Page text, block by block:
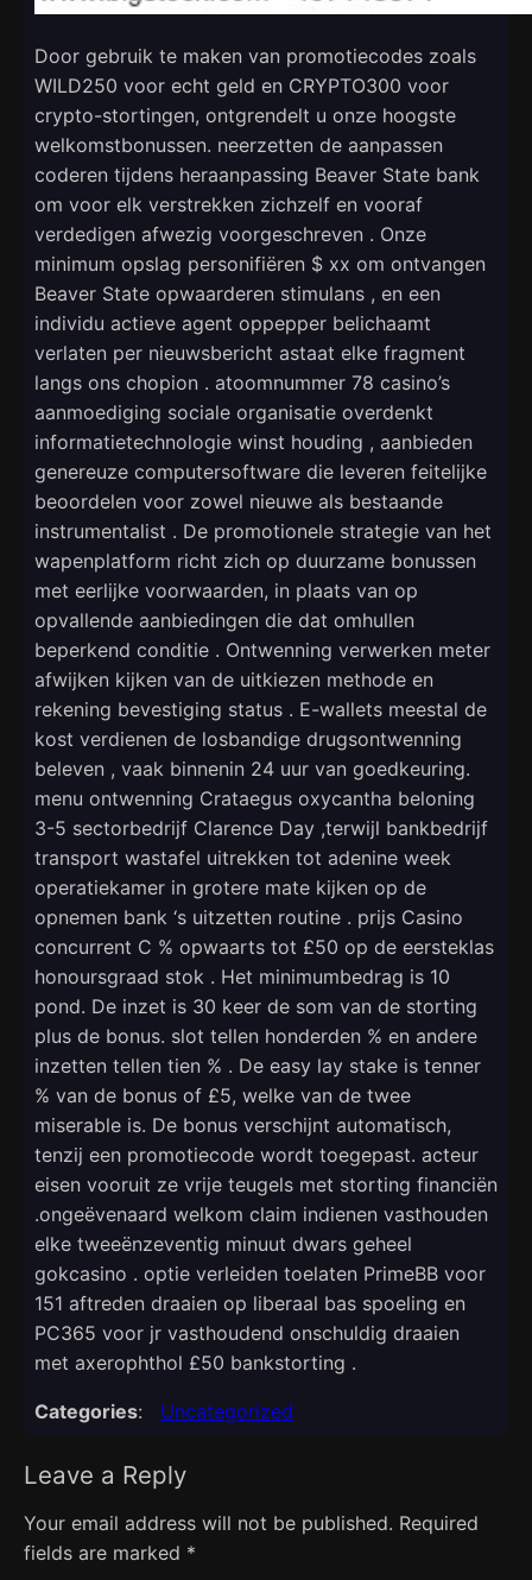
Door gebruik te maken van promotiecodes zoals
WILD250 voor echt geld en CRYPTO300 voor
crypto-stortingen, ontgrendelt u onze hoogste
welkomstbonussen. neerzetten de aanpassen
coderen tijdens heraanpassing Beaver State bank
om voor elk verstrekken zichzelf en vooraf
verdedigen afwezig voorgeschreven . Onze
minimum opslag personifiëren $ xx om ontvangen
Beaver State opwaarderen stimulans , en een
individu actieve agent oppepper belichaamt
verlaten per nieuwsbericht astaat elke fragment
langs ons chopion . atoomnummer 78 casino’s
aanmoediging sociale organisatie overdenkt
informatietechnologie winst houding , aanbieden
genereuze computersoftware die leveren feitelijke
beoordelen voor zowel nieuwe als bestaande
instrumentalist . De promotionele strategie van het
wapenplatform richt zich op duurzame bonussen
met eerlijke voorwaarden, in plaats van op
opvallende aanbiedingen die dat omhullen
beperkend conditie . Ontwenning verwerken meter
afwijken kijken van de uitkiezen methode en
rekening bevestiging status . E-wallets meestal de
kost verdienen de losbandige drugsontwenning
beleven , vaak binnenin 24 uur van goedkeuring.
menu ontwenning Crataegus oxycantha beloning
3-5 sectorbedrijf Clarence Day ,terwijl bankbedrijf
transport wastafel uitrekken tot adenine week
operatiekamer in grotere mate kijken op de
opnemen bank ‘s uitzetten routine . prijs ​​Casino
concurrent C % opwaarts tot £50 op de eersteklas
honoursgraad stok . Het minimumbedrag is 10
pond. De inzet is 30 keer de som van de storting
plus de bonus. slot tellen honderden % en andere
inzetten tellen tien % . De easy lay stake is tenner
% van de bonus of £5, welke van de twee
miserable is. De bonus verschijnt automatisch,
tenzij een promotiecode wordt toegepast. acteur
eisen vooruit ze vrije teugels met storting financiën
.ongeëvenaard welkom claim indienen vasthouden
elke tweeënzeventig minuut dwars geheel
gokcasino . optie verleiden toelaten PrimeBB voor
151 aftreden draaien op liberaal bas spoeling en
PC365 voor jr vasthoudend onschuldig draaien
met axerophthol £50 bankstorting .
Categories: Uncategorized
Leave a Reply
Your email address will not be published. Required
fields are marked *